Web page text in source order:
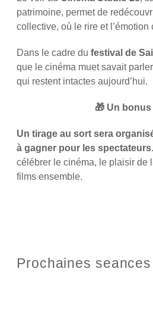
patrimoine, permet de
collective, où le rire et
Dans le cadre du festival de
que le cinéma muet savait
qui restent intactes aujourd’hui.
🎁Un bonus
Un tirage au sort sera
à gagner pour les spectateurs
célébrer le cinéma, le plaisir de
films ensemble.
Prochaines seances